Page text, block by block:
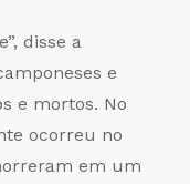
disse a
e
e mortos. No
ocorreu no
em um